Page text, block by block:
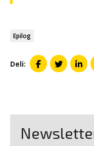
Epilog
Deli: